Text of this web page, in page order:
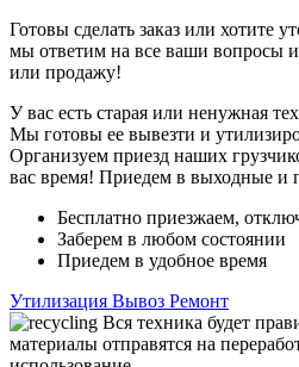
Готовы сделать заказ или хотите
мы ответим на все ваши вопросы
или продажу!
У вас есть старая или ненужная
Мы готовы ее вывезти и
Организуем приезд наших
вас время! Приедем в выходные и
Бесплатно приезжаем,
Заберем в любом состоянии
Приедем в удобное время
Утилизация Вывоз Ремонт
Вся техника будет
материалы отправятся на